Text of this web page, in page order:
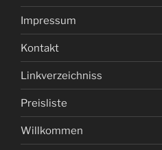
Impressum
Kontakt
Linkverzeichniss
Preisliste
Willkommen